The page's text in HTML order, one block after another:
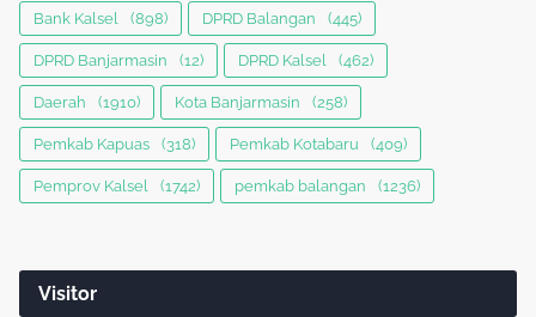
Bank Kalsel (898) DPRD Balangan (445)
DPRD Banjarmasin (12) DPRD Kalsel (462)
Daerah (1910) Kota Banjarmasin (258)
Pemkab Kapuas (318) Pemkab Kotabaru (409)
Pemprov Kalsel (1742) pemkab balangan (1236)
Visitor